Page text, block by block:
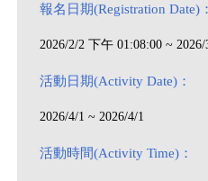
報名日期(Registration Date)：
2026/2/2 下午 01:08:00 ~
活動日期(Activity Date)：
2026/4/1 ~ 2026/4/1
活動時間(Activity Time)：